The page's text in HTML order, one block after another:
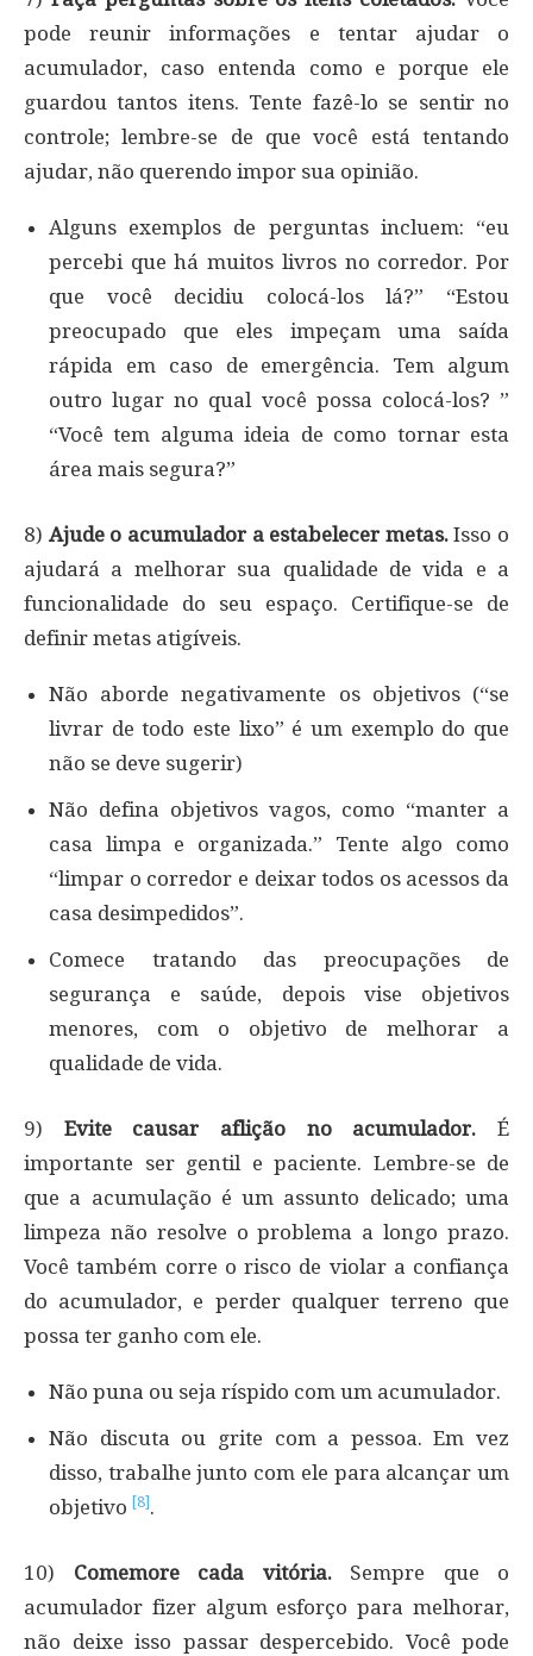
pode reunir informações e tentar ajudar o
acumulador, caso entenda como e porque ele
guardou tantos itens. Tente fazê-lo se sentir no
controle; lembre-se de que você está tentando
ajudar, não querendo impor sua opinião.
Alguns exemplos de perguntas incluem: “eu
percebi que há muitos livros no corredor. Por
que você decidiu colocá-los lá?” “Estou
preocupado que eles impeçam uma saída
rápida em caso de emergência. Tem algum
outro lugar no qual você possa colocá-los? ”
“Você tem alguma ideia de como tornar esta
área mais segura?”
8) Ajude o acumulador a estabelecer metas.Isso o
ajudará a melhorar sua qualidade de vida e a
funcionalidade do seu espaço. Certifique-se de
definir metas atigíveis.
Não aborde negativamente os objetivos (“se
livrar de todo este lixo” é um exemplo do que
não se deve sugerir)
Não defina objetivos vagos, como “manter a
casa limpa e organizada.” Tente algo como
“limpar o corredor e deixar todos os acessos da
casa desimpedidos”.
Comece tratando das preocupações de
segurança e saúde, depois vise objetivos
menores, com o objetivo de melhorar a
qualidade de vida.
9) Evite causar aflição no acumulador. É
importante ser gentil e paciente. Lembre-se de
que a acumulação é um assunto delicado; uma
limpeza não resolve o problema a longo prazo.
Você também corre o risco de violar a confiança
do acumulador, e perder qualquer terreno que
possa ter ganho com ele.
Não puna ou seja ríspido com um acumulador.
Não discuta ou grite com a pessoa. Em vez
disso, trabalhe junto com ele para alcançar um
objetivo [8].
10) Comemore cada vitória.Sempre que o
acumulador fizer algum esforço para melhorar,
não deixe isso passar despercebido. Você pode